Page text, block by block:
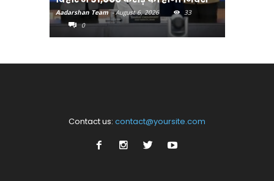
Aadarshan Team - August 6, 2026
33
0
Contact us: contact@yoursite.com